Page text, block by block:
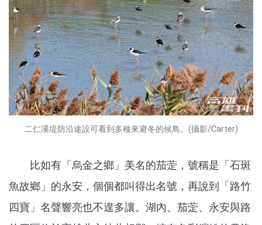
二仁溪堤防沿途設可看到多種來避冬的候鳥。(攝影/Carter)
比如有「烏金之鄉」美名的茄萣，號稱是「石斑
魚故鄉」的永安，個個都叫得出名號，再說到「路竹
四寶」名聲響亮也不遑多讓。湖內、茄萣、永安與路